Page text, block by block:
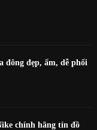
đông đẹp, ấm, dễ phối
chính hãng tín đồ